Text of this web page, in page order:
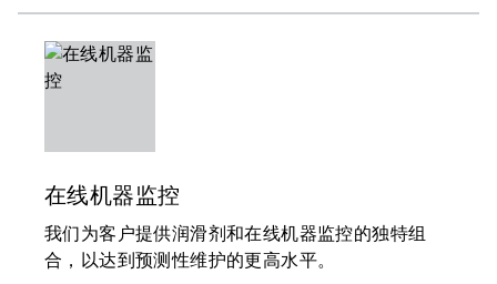
在线机器监控
我们为客户提供润滑剂和在线机器监控的独特组
合，以达到预测性维护的更高水平。